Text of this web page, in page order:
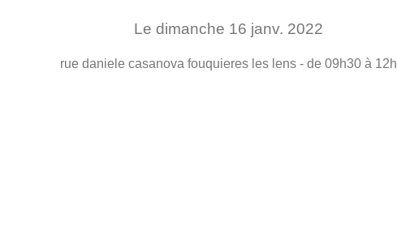
Le dimanche 16 janv. 2022
rue daniele casanova fouquieres les lens - de 09h30 à 12h